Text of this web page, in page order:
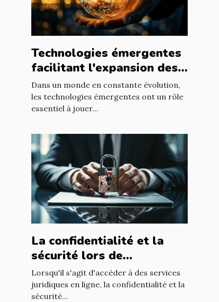
Technologies émergentes
facilitant l'expansion des
entreprises
Dans un monde en constante évolution,
les technologies émergentes ont un rôle
essentiel à jouer...
La confidentialité et la
sécurité lors de
l'utilisation d'un avocat en
ligne
Lorsqu'il s'agit d'accéder à des services
juridiques en ligne, la confidentialité et la
sécurité...